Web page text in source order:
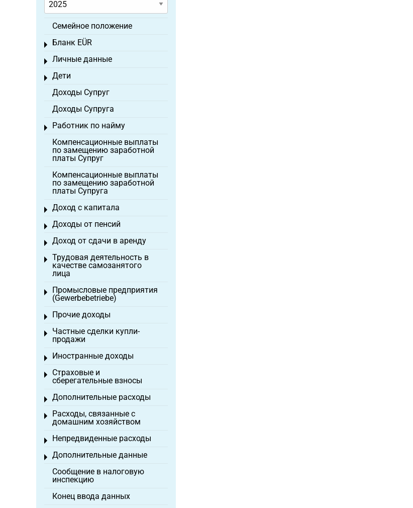
Семейное положение
Бланк EÜR
Toggle menu
Личные данные
Toggle menu
Дети
Toggle menu
Доходы Супруг
Доходы Супруга
Работник по найму
Toggle menu
Компенсационные выплаты
по замещению заработной
платы Супруг
Компенсационные выплаты
по замещению заработной
платы Супруга
Доход с капитала
Toggle menu
Доходы от пенсий
Toggle menu
Доход от сдачи в аренду
Toggle menu
Трудовая деятельность в
качестве самозанятого
лица
Toggle menu
Промысловые предприятия
(Gewerbebetriebe)
Toggle menu
Прочие доходы
Toggle menu
Частные сделки купли-
продажи
Toggle menu
Иностранные доходы
Toggle menu
Страховые и
сберегательные взносы
Toggle menu
Дополнительные расходы
Toggle menu
Расходы, связанные с
домашним хозяйством
Toggle menu
Непредвиденные расходы
Toggle menu
Дополнительные данные
Toggle menu
Сообщение в налоговую
инспекцию
Конец ввода данных